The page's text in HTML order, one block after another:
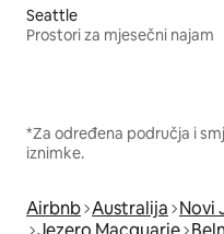
Seattle
Prostori za mjesečni najam
*Za određena područja i
iznimke.
Airbnb Australija Novi